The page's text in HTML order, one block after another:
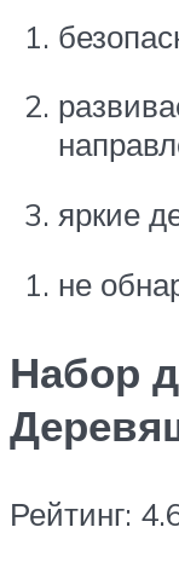
яркие
не
Набор
Рейтинг: